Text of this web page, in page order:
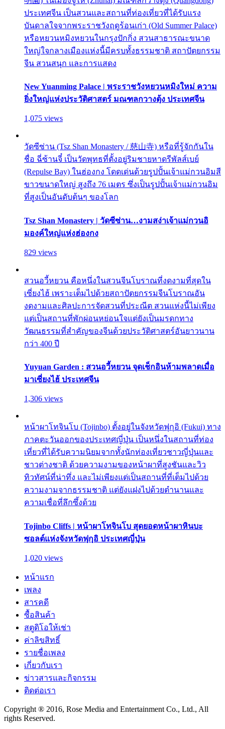
ประเทศจีน เป็นสวนและสถานที่ท่องเที่ยวที่ได้รับแรง
บันดาลใจจากพระราชวังฤดูร้อนเก่า (Old Summer Palace)
หรือหยวนหมิงหยวนในกรุงปักกิ่ง สวนสาธารณะขนาด
ใหญ่ใจกลางเมืองแห่งนี้มีครบทั้งธรรมชาติ สถาปัตยกรรม
จีน สวนสนุก และการแสดง
New Yuanming Palace | พระราชวังหยวนหมิงใหม่ ความ
ยิ่งใหญ่แห่งประวัติศาสตร์ มณฑลกวางตุ้ง ประเทศจีน
1,075 views
วัดซีซ่าน (Tsz Shan Monastery / 慈山寺) หรือที่รู้จักกันใน
ชื่อ ฉี่ซ้านจี๋ เป็นวัดพุทธที่ตั้งอยู่ริมชายหาดรีพัลส์เบย์
(Repulse Bay) ในฮ่องกง โดดเด่นด้วยรูปปั้นเจ้าแม่กวนอิมสี
ขาวขนาดใหญ่ สูงถึง 76 เมตร ซึ่งเป็นรูปปั้นเจ้าแม่กวนอิม
ที่สูงเป็นอันดับต้นๆ ของโลก
Tsz Shan Monastery | วัดซีซ่าน…งามสง่าเจ้าแม่กวนอิ
มองค์ใหญ่แห่งฮ่องกง
829 views
สวนอวี้หยวน คือหนึ่งในสวนจีนโบราณที่งดงามที่สุดใน
เซี่ยงไฮ้ เพราะเต็มไปด้วยสถาปัตยกรรมจีนโบราณอัน
งดงามและศิลปะการจัดสวนที่ประณีต สวนแห่งนี้ไม่เพียง
แต่เป็นสถานที่พักผ่อนหย่อนใจแต่ยังเป็นมรดกทาง
วัฒนธรรมที่สำคัญของจีนด้วยประวัติศาสตร์อันยาวนาน
กว่า 400 ปี
Yuyuan Garden : สวนอวี้หยวน จุดเช็กอินห้ามพลาดเมื่อ
มาเซี่ยงไฮ้ ประเทศจีน
1,306 views
หน้าผาโทจินโบ (Tojinbo) ตั้งอยู่ในจังหวัดฟุกุอิ (Fukui) ทาง
ภาคตะวันออกของประเทศญี่ปุ่น เป็นหนึ่งในสถานที่ท่อง
เที่ยวที่ได้รับความนิยมจากทั้งนักท่องเที่ยวชาวญี่ปุ่นและ
ชาวต่างชาติ ด้วยความงามของหน้าผาที่สูงชันและวิว
ทิวทัศน์ที่น่าทึ่ง และไม่เพียงแต่เป็นสถานที่ที่เต็มไปด้วย
ความงามจากธรรมชาติ แต่ยังแฝงไปด้วยตำนานและ
ความเชื่อที่ลึกซึ้งด้วย
Tojinbo Cliffs | หน้าผาโทจินโบ สุดยอดหน้าผาหินบะ
ซอลต์แห่งจังหวัดฟุกุอิ ประเทศญี่ปุ่น
1,020 views
หน้าแรก
เพลง
สารคดี
ซื้อสินค้า
สตูดิโอให้เช่า
ค่าลิขสิทธิ์
รายชื่อเพลง
เกี่ยวกับเรา
ข่าวสารและกิจกรรม
ติดต่อเรา
Copyright ® 2016, Rose Media and Entertainment Co., Ltd., All
rights Reserved.